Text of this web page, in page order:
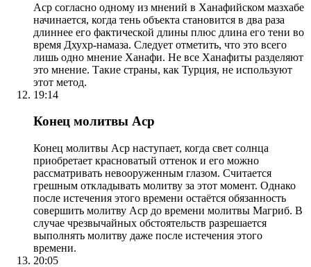
Аср согласно одному из мнений в Ханафийском мазхабе
начинается, когда тень объекта становится в два раза
длиннее его фактической длины плюс длина его тени во
время Дхухр-намаза. Следует отметить, что это всего
лишь одно мнение Ханафи. Не все Ханафиты разделяют
это мнение. Такие страны, как Турция, не используют
этот метод.
19:14
Конец молитвы Аср
Конец молитвы Аср наступает, когда свет солнца
приобретает красноватый оттенок и его можно
рассматривать невооруженным глазом. Считается
грешным откладывать молитву за этот момент. Однако
после истечения этого времени остаётся обязанность
совершить молитву Аср до времени молитвы Магриб. В
случае чрезвычайных обстоятельств разрешается
выполнять молитву даже после истечения этого
времени.
20:05